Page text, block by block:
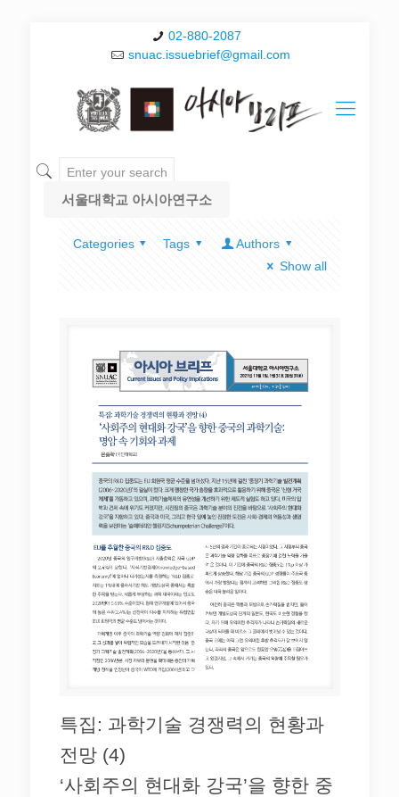
02-880-2087
snuac.issuebrief@gmail.com
서울대학교 아시아연구소
Categories Tags
Authors
Show all
특집: 과학기술 경쟁력의 현황과
전망 (4)
‘사회주의 현대화 강국’을 향한 중